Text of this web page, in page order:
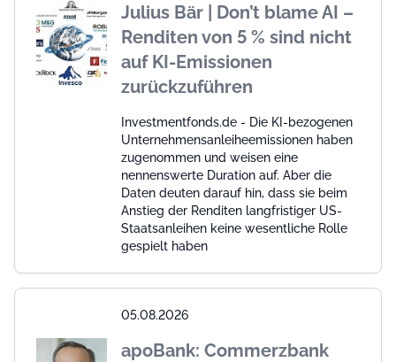
Julius Bär | Don’t blame AI –
Renditen von 5 % sind nicht
auf KI-Emissionen
zurückzuführen
Investmentfonds.de - Die KI-bezogenen
Unternehmensanleiheemissionen haben
zugenommen und weisen eine
nennenswerte Duration auf. Aber die
Daten deuten darauf hin, dass sie beim
Anstieg der Renditen langfristiger US-
Staatsanleihen keine wesentliche Rolle
gespielt haben
05.08.2026
apoBank: Commerzbank